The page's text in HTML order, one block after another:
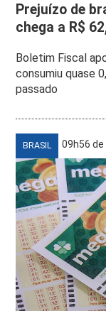
Prejuízo de
chega a R$
Boletim Fiscal
consumiu quase
passado
BRASIL 09h56